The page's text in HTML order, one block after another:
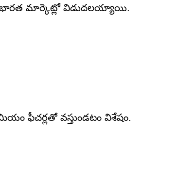
భారత మార్కెట్లో విడుదలయ్యాయి.
ఫీచర్లతో వస్తుండటం విశేషం.